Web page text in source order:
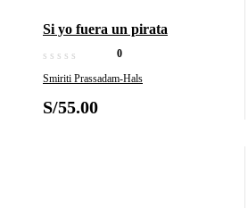
Si yo fuera un pirata
0
Smiriti Prassadam-Hals
S/55.00